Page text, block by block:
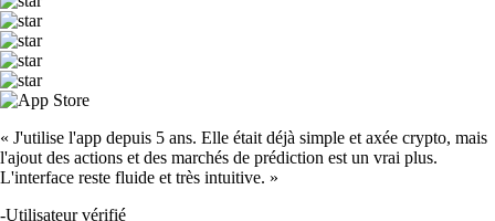
« J'utilise l'app depuis 5 ans. Elle était déjà simple et axée crypto, mais
l'ajout des actions et des marchés de prédiction est un vrai plus.
L'interface reste fluide et très intuitive. »
-Utilisateur vérifié